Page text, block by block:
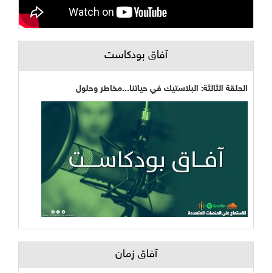
آفاق بودكاست
الحلقة الثالثة: البلاستيك في حياتنا...مخاطر وحلول
آفاق زمان